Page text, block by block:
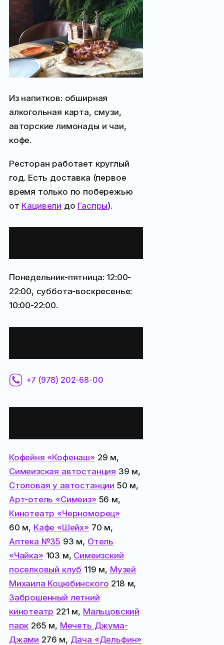
Из напитков: обширная
алкогольная карта, смузи,
авторские лимонады и чаи,
кофе.
Ресторан работает круглый
год. Есть доставка (первое
время только по побережью
от Кацивели до Гаспры).
Понедельник-пятница: 12:00-
22:00, суббота-воскресенье:
10:00-22:00.
+7 (978) 202-68-00
Кофейня «Кофенаш»29 м,
Симеизская автостанция 39 м,
Столовая у автостанции 50 м,
Арт-отель «Симеиз»56 м,
Кинотеатр «Черноморец»
60 м, Кафе «Шейх»70 м,
Аптека №35 93 м, Отель
«Чайка»103 м, Симеизский
поселковый клуб 119 м, Музей
Михаила Коцюбинского 218 м,
Заброшенный летний
кинотеатр 221 м, Мальцовский
парк 265 м, Мечеть Джума-
Джами 276 м, Дача «Дельфин»